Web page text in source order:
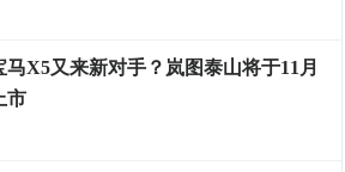
马X5又来新对手？岚图泰山将于11月
市